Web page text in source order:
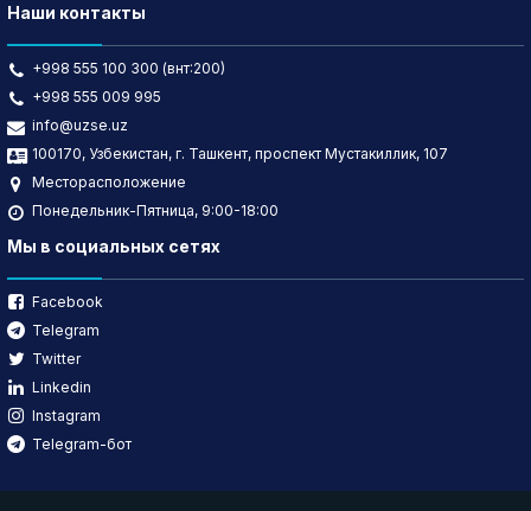
Наши контакты
+998 555 100 300 (внт:200)
+998 555 009 995
info@uzse.uz
100170, Узбекистан, г. Ташкент, проспект Мустакиллик, 107
Месторасположение
Понедельник-Пятница, 9:00-18:00
Мы в социальных сетях
Facebook
Telegram
Twitter
Linkedin
Instagram
Telegram-бот